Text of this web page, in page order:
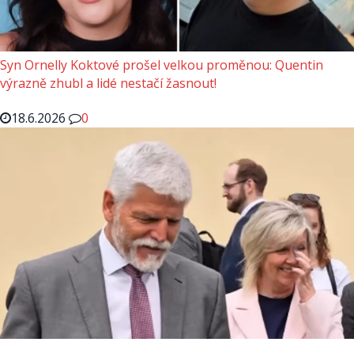
Syn Ornelly Koktové prošel velkou proměnou: Quentin
výrazně zhubl a lidé nestačí žasnout!
18.6.2026
0